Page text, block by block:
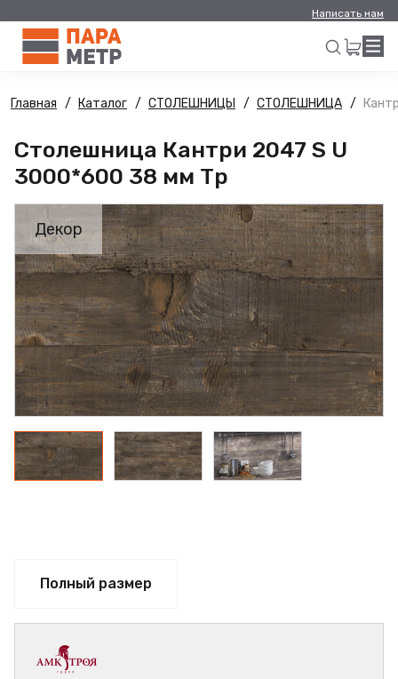
Написать нам
Искать
Главная Каталог СТОЛЕШНИЦЫ СТОЛЕШНИЦА
Столешница Кантри 2047 S U
3000*600 38 мм Тр
Декор
Полный размер